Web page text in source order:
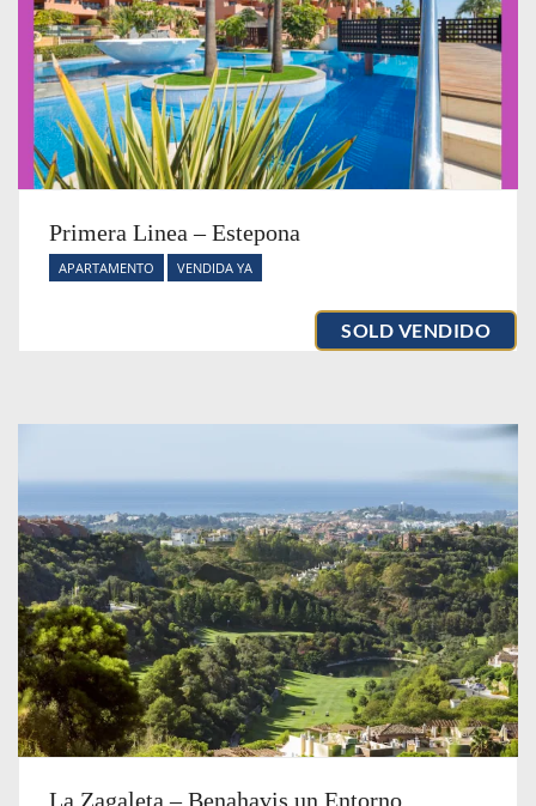
Primera Linea – Estepona
APARTAMENTO VENDIDA YA
SOLD VENDIDO
La Zagaleta – Benahavis un Entorno